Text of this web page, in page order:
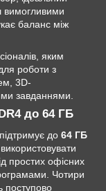
вимогливими
баланс між
яким
роботи з
3D-
завданнями.
до 64 ГБ
підтримує до 64 ГБ
простих офісних
Чотири
поступово